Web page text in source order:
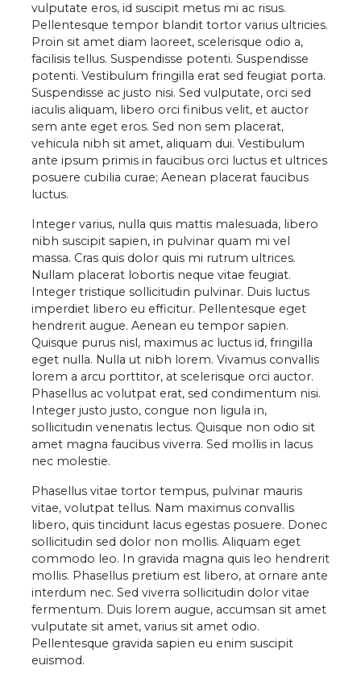
vulputate eros, id suscipit metus mi ac risus.
Pellentesque tempor blandit tortor varius ultricies.
Proin sit amet diam laoreet, scelerisque odio a,
facilisis tellus. Suspendisse potenti. Suspendisse
potenti. Vestibulum fringilla erat sed feugiat porta.
Suspendisse ac justo nisi. Sed vulputate, orci sed
iaculis aliquam, libero orci finibus velit, et auctor
sem ante eget eros. Sed non sem placerat,
vehicula nibh sit amet, aliquam dui. Vestibulum
ante ipsum primis in faucibus orci luctus et ultrices
posuere cubilia curae; Aenean placerat faucibus
luctus.
Integer varius, nulla quis mattis malesuada, libero
nibh suscipit sapien, in pulvinar quam mi vel
massa. Cras quis dolor quis mi rutrum ultrices.
Nullam placerat lobortis neque vitae feugiat.
Integer tristique sollicitudin pulvinar. Duis luctus
imperdiet libero eu efficitur. Pellentesque eget
hendrerit augue. Aenean eu tempor sapien.
Quisque purus nisl, maximus ac luctus id, fringilla
eget nulla. Nulla ut nibh lorem. Vivamus convallis
lorem a arcu porttitor, at scelerisque orci auctor.
Phasellus ac volutpat erat, sed condimentum nisi.
Integer justo justo, congue non ligula in,
sollicitudin venenatis lectus. Quisque non odio sit
amet magna faucibus viverra. Sed mollis in lacus
nec molestie.
Phasellus vitae tortor tempus, pulvinar mauris
vitae, volutpat tellus. Nam maximus convallis
libero, quis tincidunt lacus egestas posuere. Donec
sollicitudin sed dolor non mollis. Aliquam eget
commodo leo. In gravida magna quis leo hendrerit
mollis. Phasellus pretium est libero, at ornare ante
interdum nec. Sed viverra sollicitudin dolor vitae
fermentum. Duis lorem augue, accumsan sit amet
vulputate sit amet, varius sit amet odio.
Pellentesque gravida sapien eu enim suscipit
euismod.